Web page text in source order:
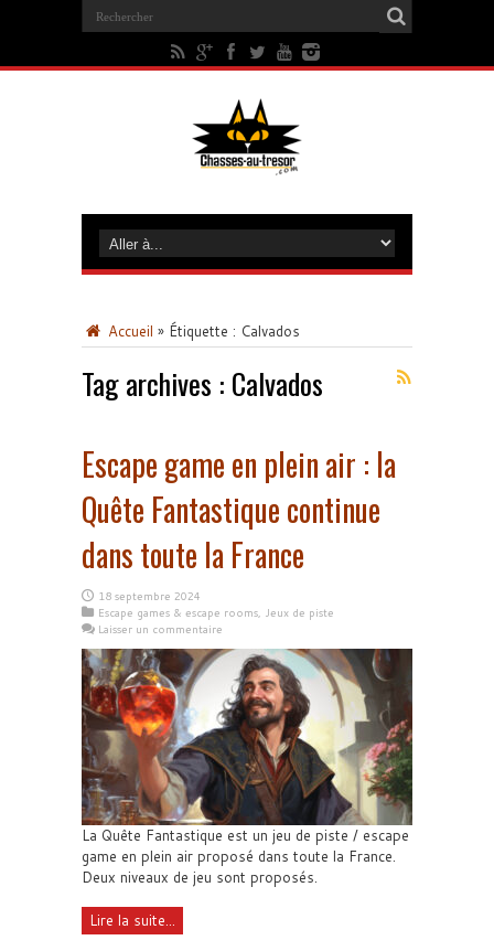
Accueil » Étiquette : Calvados
Tag archives : Calvados
Escape game en plein air : la
Quête Fantastique continue
dans toute la France
18 septembre 2024
Escape games & escape rooms, Jeux de piste
Laisser un commentaire
La Quête Fantastique est un jeu de piste / escape
game en plein air proposé dans toute la France.
Deux niveaux de jeu sont proposés.
Lire la suite...